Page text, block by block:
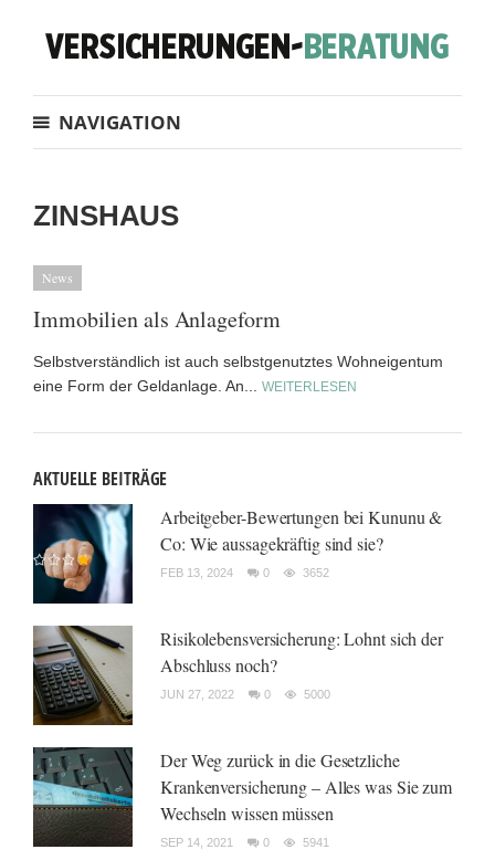
NAVIGATION
ZINSHAUS
News
Immobilien als Anlageform
Selbstverständlich ist auch selbstgenutztes Wohneigentum
eine Form der Geldanlage. An... WEITERLESEN
AKTUELLE BEITRÄGE
Arbeitgeber-Bewertungen bei Kununu &
Co: Wie aussagekräftig sind sie?
FEB 13, 2024 0 3652
Risikolebensversicherung: Lohnt sich der
Abschluss noch?
JUN 27, 2022 0 5000
Der Weg zurück in die Gesetzliche
Krankenversicherung – Alles was Sie zum
Wechseln wissen müssen
SEP 14, 2021 0 5941